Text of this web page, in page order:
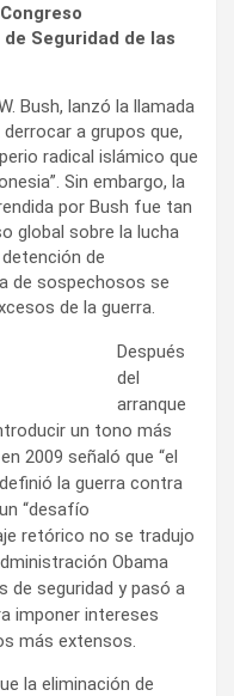
Seguridad de las
Bush, lanzó la llamada
a grupos que,
radical islámico que
Sin embargo, la
por Bush fue tan
global sobre la lucha
de
de sospechosos se
de la guerra.
Después
del
arranque
un tono más
2009 señaló que “el
la guerra contra
“desafío
retórico no se tradujo
Obama
de seguridad y pasó a
imponer intereses
más extensos.
la eliminación de